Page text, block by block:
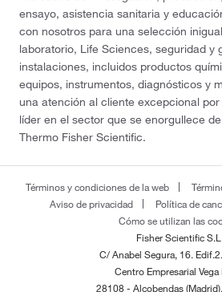
ensayo, asistencia sanitaria y
con nosotros para una selección
laboratorio, Life Sciences, seguridad y
instalaciones, incluidos productos
equipos, instrumentos, diagnósticos y
una atención al cliente excepcional
líder en el sector que se enorgullece
Thermo Fisher Scientific.
Términos y condiciones de la web
Aviso de privacidad
Política de
Cómo se utilizan las
Fisher Scientific S.L.
C/ Anabel Segura, 16.
Centro Empresarial Vega
28108 - Alcobendas